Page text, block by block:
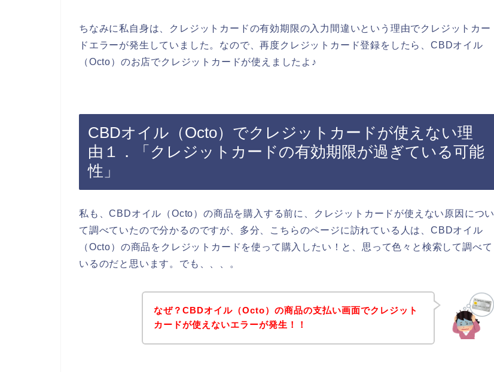
ちなみに私自身は、クレジットカードの有効期限の入力間違いという理由でクレジットカー
ドエラーが発生していました。なので、再度クレジットカード登録をしたら、CBDオイル
（Octo）のお店でクレジットカードが使えましたよ♪
CBDオイル（Octo）でクレジットカードが使えない理
由１．「クレジットカードの有効期限が過ぎている可能
性」
私も、CBDオイル（Octo）の商品を購入する前に、クレジットカードが使えない原因につい
て調べていたので分かるのですが、多分、こちらのページに訪れている人は、CBDオイル
（Octo）の商品をクレジットカードを使って購入したい！と、思って色々と検索して調べて
いるのだと思います。でも、、、。
なぜ？CBDオイル（Octo）の商品の支払い画面でクレジット
カードが使えないエラーが発生！！